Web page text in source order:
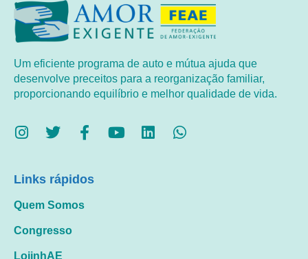
Um eficiente programa de auto e mútua ajuda que
desenvolve preceitos para a reorganização familiar,
proporcionando equilíbrio e melhor qualidade de vida.
Links rápidos
Quem Somos
Congresso
LojinhAE